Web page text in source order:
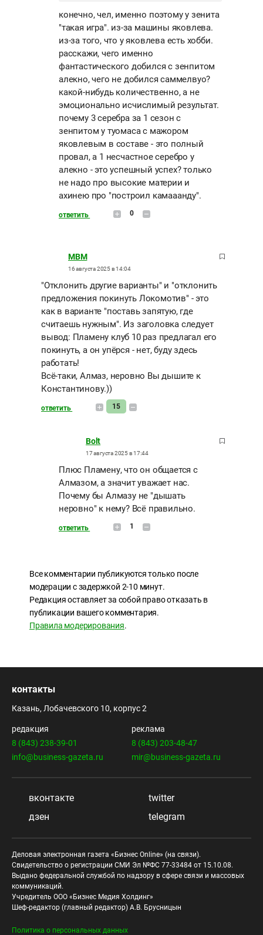
конечно, чел, именно поэтому у зенита
"такая игра". из-за машины яковлева.
из-за того, что у яковлева есть хобби.
расскажи, чего именно
фантастического добился с зенпитом
алекно, чего не добился саммелвуо?
какой-нибудь количественно, а не
эмоционально исчислимый результат.
почему 3 серебра за 1 сезон с
зенпитом у туомаса с мажором
яковлевым в составе - это полный
провал, а 1 несчастное серебро у
алекно - это успешный успех? только
не надо про высокие материи и
ахинею про "построил камааанду".
ответить 0
MBM
16 августа 2025 в 14:04
"Отклонить другие варианты" и "отклонить
предложения покинуть Локомотив" - это
как в варианте "поставь запятую, где
считаешь нужным". Из заголовка следует
вывод: Пламену клуб 10 раз предлагал его
покинуть, а он упёрся - нет, буду здесь
работать!
Всё-таки, Алмаз, неровно Вы дышите к
Константинову.))
ответить 15
Bolt
17 августа 2025 в 17:44
Плюс Пламену, что он общается с
Алмазом, а значит уважает нас.
Почему бы Алмазу не "дышать
неровно" к нему? Всё правильно.
ответить 1
Все комментарии публикуются только после
модерации с задержкой 2-10 минут.
Редакция оставляет за собой право отказать в
публикации вашего комментария.
Правила модерирования.
контакты
Казань, Лобачевского 10, корпус 2
редакция
8 (843) 238-39-01
info@business-gazeta.ru
реклама
8 (843) 203-48-47
mir@business-gazeta.ru
вконтакте
twitter
дзен
telegram
Деловая электронная газета «Бизнес Online» (на связи).
Свидетельство о регистрации СМИ Эл №ФС 77-33484 от 15.10.08.
Выдано федеральной службой по надзору в сфере связи и массовых
коммуникаций.
Учредитель ООО «Бизнес Медия Холдинг»
Шеф-редактор (главный редактор) А.В. Брусницын
Политика о персональных данных